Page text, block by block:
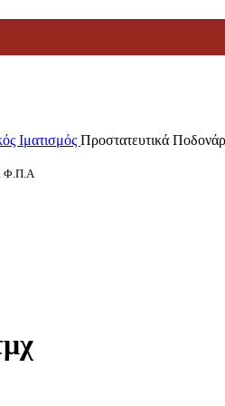
Ιματισμός Προστατευτικά
Φ.Π.Α